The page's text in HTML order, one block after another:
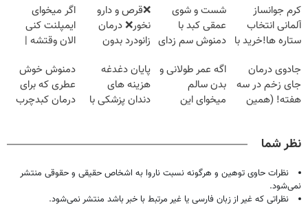
کرم جوانساز
آلمانی انتخاب
ستاره ها!خرید با
شست و شوی
عمقی کبد با
دمنوش سم زدای
❌قرص‌ و دارو
نخور❌ درمان
زانودرد بدون
اگر میخوای
ایمپلنت کنی
الان وقتشه |
میلیون تومان!!!
جادوی درمان
جای زخم در سه
هفته! (همین
اگه عمر طولانی و
بدن سالم
میخوای این
پایان دغدغه
هزینه های
دندان پزشکی با
دمنوش خوش
عطری که برای
درمان کبدچرب
نظر شما
نظرات حاوی توهین و هرگونه نسبت ناروا به اشخاص حقیقی و حقوقی منتشر
نمی‌شود.
نظراتی که غیر از زبان فارسی یا غیر مرتبط با خبر باشد منتشر نمی‌شود.